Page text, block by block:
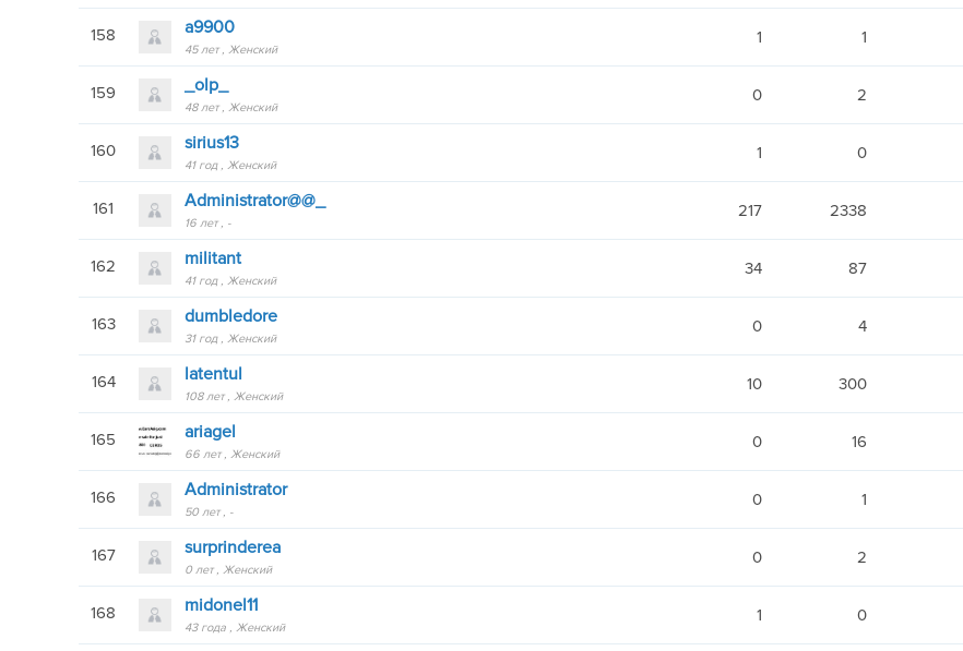
158 a9900
45 лет Женский
1 1
159 _olp_
48 лет Женский
0 2
160 sirius13
41 год Женский
1 0
161 Administrator@@_
16 лет -
217 2338
162 militant
41 год Женский
34 87
163 dumbledore
31 год Женский
0 4
164 latentul
108 лет Женский
10 300
165 ariagel
66 лет Женский
0 16
166 Аdministrator
50 лет -
0 1
167 surprinderea
0 лет Женский
0 2
168 midonel11
43 года Женский
1 0